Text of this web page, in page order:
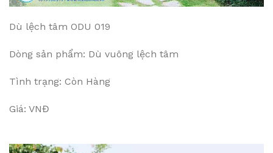
Dù lệch tâm ODU 019
Dòng sản phẩm: Dù vuông lệch tâm
Tình trạng: Còn Hàng
Giá: VNĐ